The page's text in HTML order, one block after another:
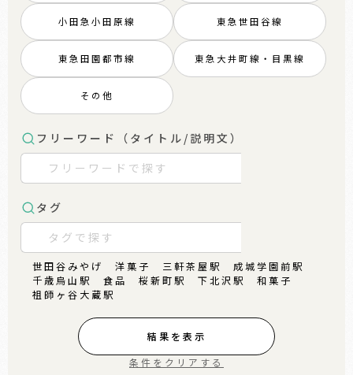
小田急小田原線 東急世田谷線
東急田園都市線 東急大井町線・目黒線
その他
フリーワード（タイトル/説明文）
タグ
世田谷みやげ 洋菓子 三軒茶屋駅
成城学園前駅
千歳烏山駅
食品 桜新町駅 下北沢駅
和菓子
祖師ヶ谷大蔵駅
結果を表示
条件をクリアする